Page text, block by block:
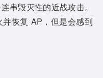
串毁灭性的近战攻击。
恢复 AP，但是会感到